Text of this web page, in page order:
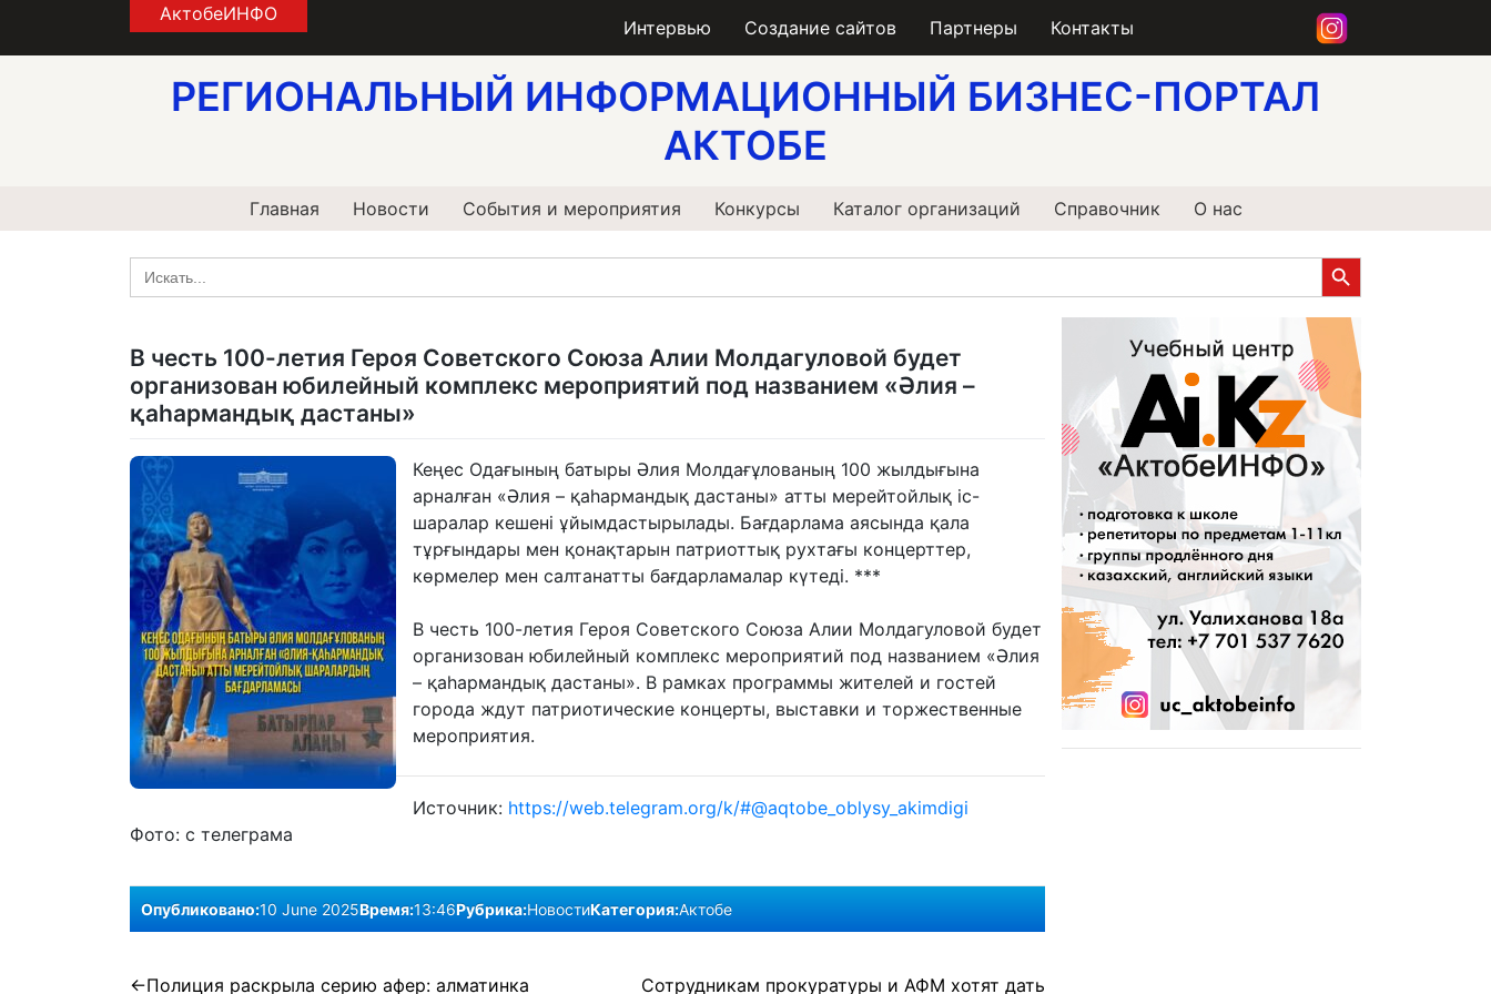
АктобеИНФО
Интервью Создание сайтов Партнеры Контакты
РЕГИОНАЛЬНЫЙ ИНФОРМАЦИОННЫЙ БИЗНЕС-ПОРТАЛ
АКТОБЕ
Главная Новости События и мероприятия Конкурсы Каталог организаций Справочник О нас
Search
for:
Search Button
В честь 100-летия Героя Советского Союза Алии Молдагуловой будет
организован юбилейный комплекс мероприятий под названием «Әлия –
қаһармандық дастаны»
Кеңес Одағының батыры Әлия Молдағұлованың 100 жылдығына
арналған «Әлия – қаһармандық дастаны» атты мерейтойлық іс-
шаралар кешені ұйымдастырылады. Бағдарлама аясында қала
тұрғындары мен қонақтарын патриоттық рухтағы концерттер,
көрмелер мен салтанатты бағдарламалар күтеді. ***
В честь 100-летия Героя Советского Союза Алии Молдагуловой будет
организован юбилейный комплекс мероприятий под названием «Әлия
– қаһармандық дастаны». В рамках программы жителей и гостей
города ждут патриотические концерты, выставки и торжественные
мероприятия.
Источник: https://web.telegram.org/k/#@aqtobe_oblysy_akimdigi
Фото: с телеграма
Опубликовано:10 June 2025Время:13:46Рубрика:НовостиКатегория:Актобе
Post
Полиция раскрыла серию афер: алматинка Сотрудникам прокуратуры и АФМ хотят дать